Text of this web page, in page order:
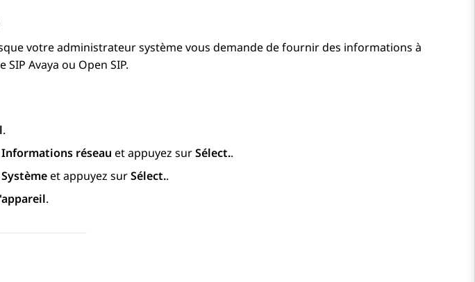
votre administrateur système vous demande de fournir des informations à
Avaya ou Open SIP.
.
Informations réseau et appuyez surSélect..
Systèmeet appuyez surSélect..
.